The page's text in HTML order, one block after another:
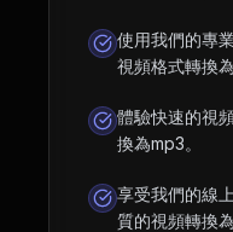
使用我們的專
視頻格式轉換為
體驗快速的視
換為mp3。
享受我們的線
質的視頻轉換為